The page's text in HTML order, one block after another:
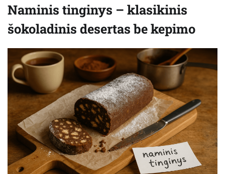
Naminis tinginys – klasikinis
šokoladinis desertas be kepimo